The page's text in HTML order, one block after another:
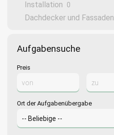
Installation 0
Dachdecker und
Fenster und Türen
Aufgabensuche
Preis
Ort der Aufgabenübergabe